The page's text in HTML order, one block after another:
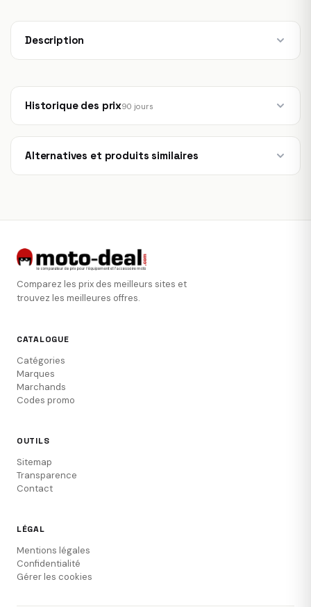
Description
Historique des prix90 jours
Alternatives et produits similaires
Comparez les prix des meilleurs sites et
trouvez les meilleures offres.
CATALOGUE
Catégories
Marques
Marchands
Codes promo
OUTILS
Sitemap
Transparence
Contact
LÉGAL
Mentions légales
Confidentialité
Gérer les cookies